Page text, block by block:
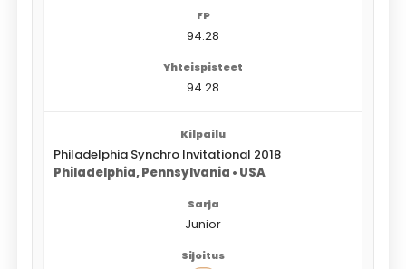
94.28
94.28
Philadelphia Synchro Invitational 2018
Philadelphia, Pennsylvania • USA
Junior